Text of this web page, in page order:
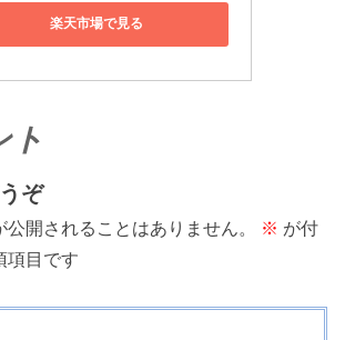
楽天市場で見る
ト
ぞ
公開されることはありません。 ※ が付
項目です